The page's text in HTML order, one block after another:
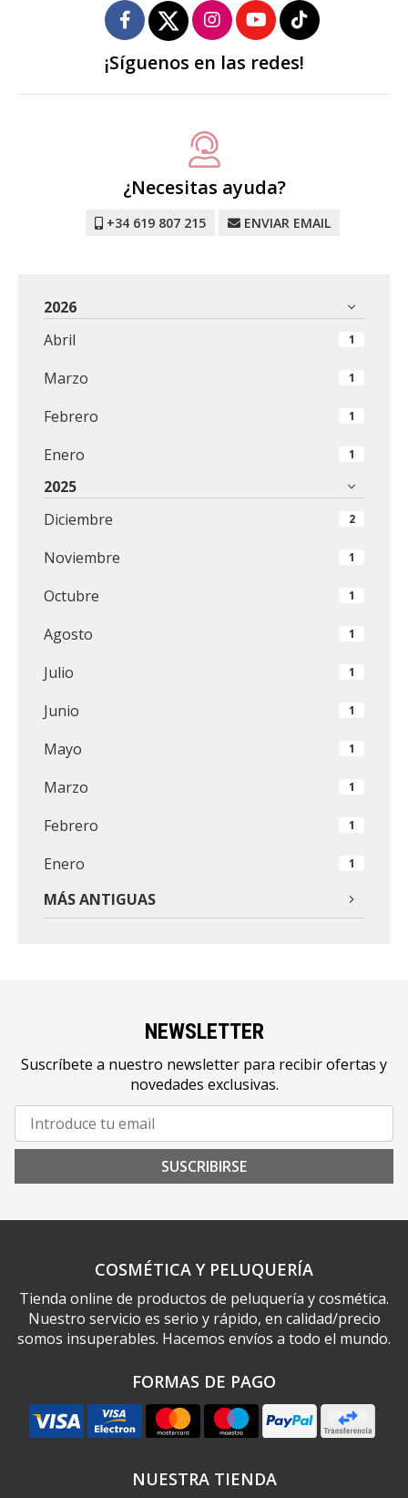
¡Síguenos en las redes!
¿Necesitas ayuda?
+34 619 807 215 ENVIAR EMAIL
2026
Abril
1
Marzo 1
Febrero 1
Enero 1
2025
Diciembre
2
Noviembre 1
Octubre 1
Agosto 1
Julio 1
Junio 1
Mayo 1
Marzo 1
Febrero 1
Enero 1
MÁS ANTIGUAS
NEWSLETTER
Suscríbete a nuestro newsletter para recibir ofertas y
novedades exclusivas.
SUSCRIBIRSE
COSMÉTICA Y PELUQUERÍA
Tienda online de productos de peluquería y cosmética.
Nuestro servicio es serio y rápido, en calidad/precio
somos insuperables. Hacemos envíos a todo el mundo.
FORMAS DE PAGO
NUESTRA TIENDA